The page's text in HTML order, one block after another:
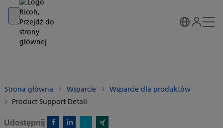
Go to banner
Go to content
Go to footer
Strona główna Wsparcie
Wsparcie dla produktów
Product Support Detail
Udostępnij